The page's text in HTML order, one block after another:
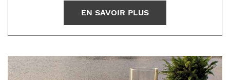
EN SAVOIR PLUS